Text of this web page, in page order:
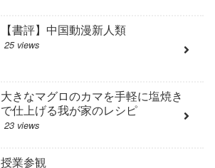
【書評】中国動漫新人類
25 views
大きなマグロのカマを手軽に塩焼き
で仕上げる我が家のレシピ
23 views
授業参観